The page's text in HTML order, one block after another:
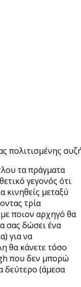
πολιτισμένης
τα πράγματα
γεγονός ότι
κινηθείς μεταξύ
τρία
ποιον αρχηγό θα
σας δώσει ένα
για να
θα κάνετε τόσο
που δεν μπορώ
δεύτερο (άμεσα